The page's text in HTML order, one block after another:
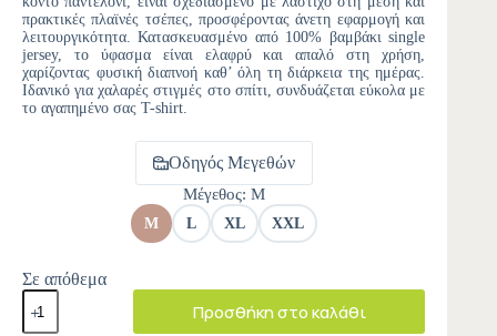
πρακτικές πλαϊνές τσέπες, προσφέροντας άνετη εφαρμογή και
λειτουργικότητα. Κατασκευασμένο από 100% βαμβάκι single
jersey, το ύφασμα είναι ελαφρύ και απαλό στη χρήση,
χαρίζοντας φυσική διαπνοή καθ’ όλη τη διάρκεια της ημέρας.
Ιδανικό για χαλαρές στιγμές στο σπίτι, συνδυάζεται εύκολα με
το αγαπημένο σας T-shirt.
Οδηγός Μεγεθών
Μέγεθος: M
M L XL XXL
Σε απόθεμα
Προσθήκη στο καλάθι